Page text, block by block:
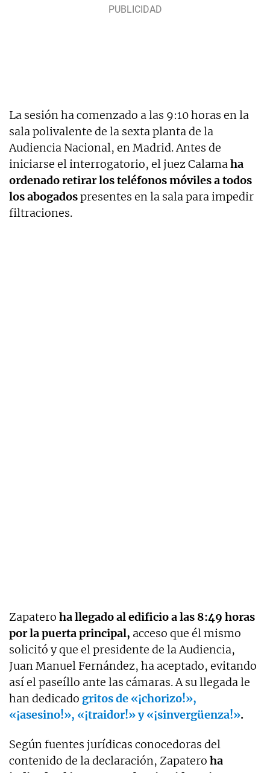
La sesión ha comenzado a las 9:10 horas en la
sala polivalente de la sexta planta de la
Audiencia Nacional, en Madrid. Antes de
iniciarse el interrogatorio, el juez Calamaha
ordenado retirar los teléfonos móviles a todos
los abogadospresentes en la sala para impedir
filtraciones.
Zapatero ha llegado al edificio a las 8:49 horas
por la puerta principal, acceso que él mismo
solicitó y que el presidente de la Audiencia,
Juan Manuel Fernández, ha aceptado, evitando
así el paseíllo ante las cámaras. A su llegada le
han dedicado gritos de «¡chorizo!»,
«¡asesino!», «¡traidor!» y «¡sinvergüenza!».
Según fuentes jurídicas conocedoras del
contenido de la declaración, Zapatero ha